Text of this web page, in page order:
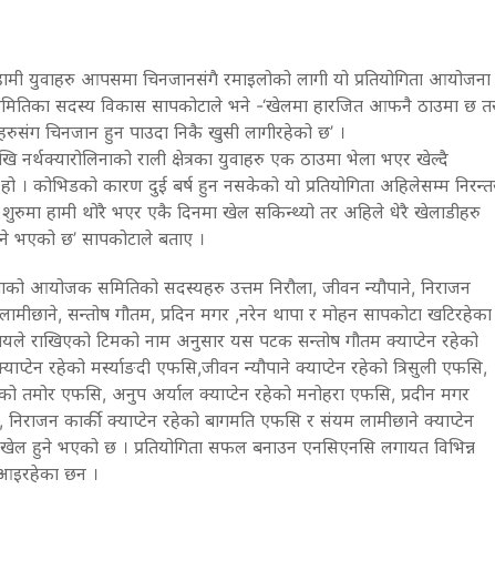
युवाहरु आपसमा चिनजानसंगै रमाइलोको लागी यो प्रतियोगिता आयोजना
सदस्य विकास सापकोटाले भने -‘खेलमा हारजित आफनै ठाउमा छ
चिनजान हुन पाउदा निकै खुसी लागीरहेको छ’ ।
राली क्षेत्रका युवाहरु एक ठाउमा भेला भएर खेल्दै
। कोभिडको कारण दुई बर्ष हुन नसकेको यो प्रतियोगिता अहिलेसम्म
हामी थोरै भएर एकै दिनमा खेल सकिन्थ्यो तर अहिले धेरै खेलाडीहरु
भएको छ’ सापकोटाले बताए ।
आयोजक समितिको सदस्यहरु उत्तम निरौला, जीवन न्यौपाने, निराजन
सन्तोष गौतम, प्रदिन मगर ,नरेन थापा र मोहन सापकोटा खटिरहेका
राखिएको टिमको नाम अनुसार यस पटक सन्तोष गौतम क्याप्टेन रहेको
रहेको मर्स्याङदी एफसि,जीवन न्यौपाने क्याप्टेन रहेको त्रिसुली एफसि,
तमोर एफसि, अनुप अर्याल क्याप्टेन रहेको मनोहरा एफसि, प्रदीन मगर
कार्की क्याप्टेन रहेको बागमति एफसि र संयम लामीछाने क्याप्टेन
हुने भएको छ । प्रतियोगिता सफल बनाउन एनसिएनसि लगायत विभिन्न
छन ।